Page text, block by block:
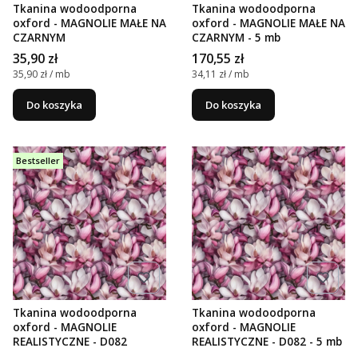
Tkanina wodoodporna
oxford - MAGNOLIE MAŁE NA
CZARNYM
Cena
35,90 zł
Cena jednostkowa
35,90 zł / mb
Do koszyka
Tkanina wodoodporna
oxford - MAGNOLIE MAŁE NA
CZARNYM - 5 mb
Cena
170,55 zł
Cena jednostkowa
34,11 zł / mb
Do koszyka
Bestseller
Tkanina wodoodporna
oxford - MAGNOLIE
REALISTYCZNE - D082
Tkanina wodoodporna
oxford - MAGNOLIE
REALISTYCZNE - D082 - 5 mb